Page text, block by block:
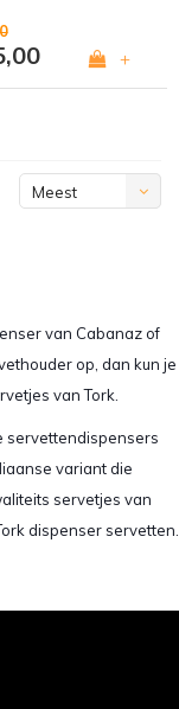
+
Meest
van Cabanaz of
op, dan kun je
van Tork.
servettendispensers
variant die
servetjes van
dispenser servetten.